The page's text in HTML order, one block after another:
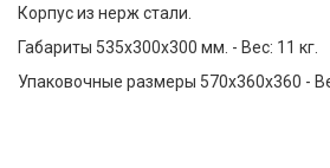
Корпус из нерж стали.
Габариты 535х300х300 мм. - Вес: 11 кг.
Упаковочные размеры 570х360х360 -